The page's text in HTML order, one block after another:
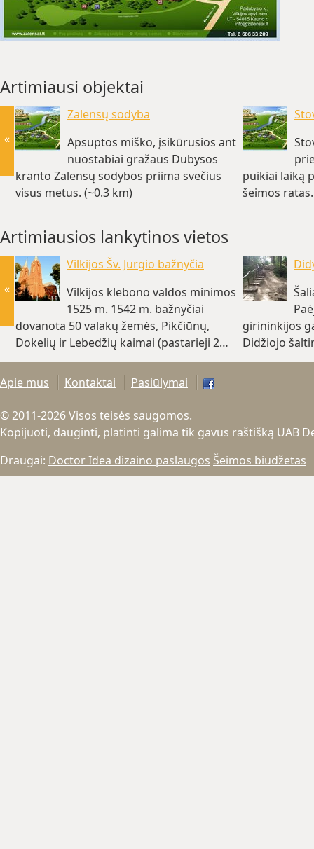
Artimiausi objektai
Zalensų sodyba
Apsuptos miško, įsikūrusios ant
nuostabiai gražaus Dubysos
kranto Zalensų sodybos priima svečius
visus metus. (~0.3 km)
puikiai laiką
šeimos
«
Artimiausios lankytinos vietos
Vilkijos Šv. Jurgio bažnyčia
Vilkijos klebono valdos minimos
1525 m. 1542 m. bažnyčiai
dovanota 50 valakų žemės, Pikčiūnų,
Dokelių ir Lebedžių kaimai (pastarieji 2…
(~10.7 km)
girininkijos
Didžiojo
«
Apie mus Kontaktai Pasiūlymai
© 2011-2026 Visos teisės saugomos.
Kopijuoti, dauginti, platinti galima tik gavus raštišką UAB
Draugai: Doctor Idea dizaino paslaugos Šeimos biudžetas